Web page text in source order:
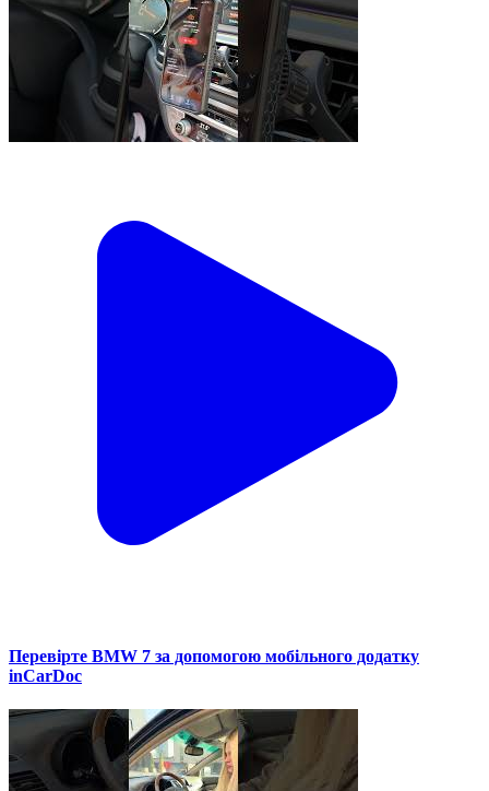
Перевірте BMW 7 за допомогою мобільного додатку
inCarDoc